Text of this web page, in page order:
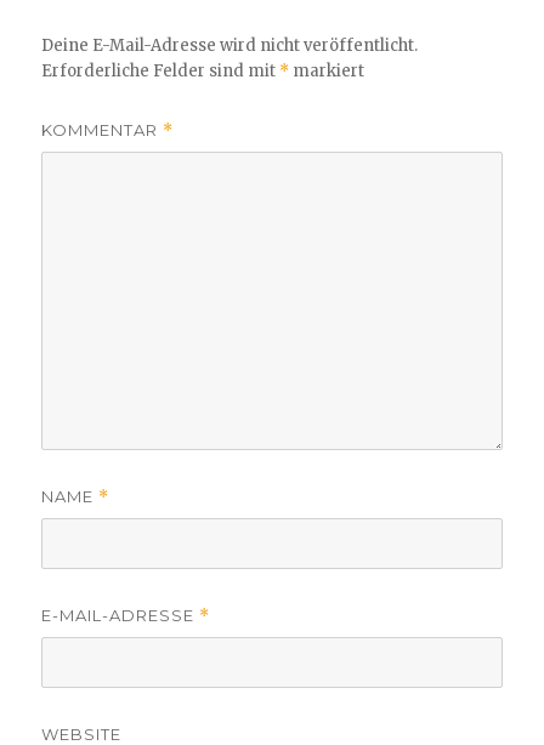
Deine E-Mail-Adresse wird nicht veröffentlicht.
Erforderliche Felder sind mit * markiert
KOMMENTAR *
NAME *
E-MAIL-ADRESSE *
WEBSITE